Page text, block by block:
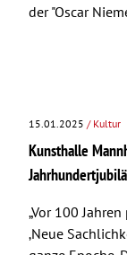
der "Oscar
15.01.2025 / Kultur
Kunsthalle
„Vor 100
‚Neue